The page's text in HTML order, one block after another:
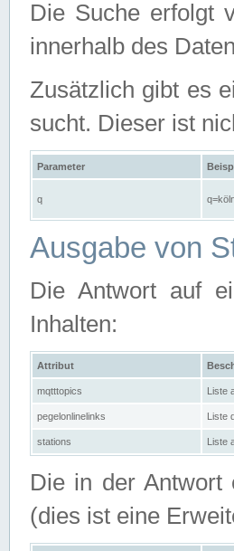
Die Suche erfolgt
innerhalb des
Zusätzlich gibt es
sucht. Dieser ist
Parameter
q
Ausgabe von
Die Antwort auf
Inhalten:
Attribut
mqtttopics
pegelonlinelinks
stations
Die in der Antwort
(dies ist eine